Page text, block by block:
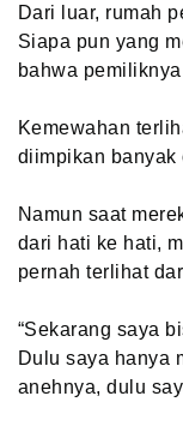
Dari luar, rumah
Siapa pun yang
bahwa
Kemewahan
diimpikan
Namun saat
dari hati ke hati,
pernah terlihat
“Sekarang saya
Dulu saya hanya
anehnya, dulu